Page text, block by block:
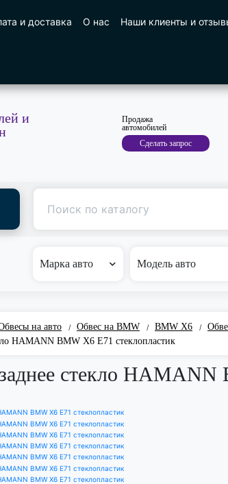
и доставка О нас Наши клиенты и
и
Продажа
автомобилей
Сделать запрос
Марка авто Модель авто
на авто / Обвес на BMW / BMW Х6 /
HAMANN BMW X6 E71 стеклопластик
стекло HAMANN